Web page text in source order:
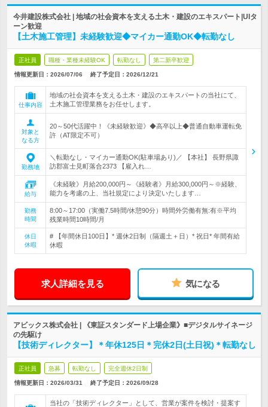
今井建設株式会社 | 地域の社会資本を支える土木・建設のエキスパート|UIタ
ーン歓迎
【土木施工管理】未経験歓迎◆マイカー通勤OK◆転勤なし
正社員 職種・業種未経験OK 転勤なし 第二新卒歓迎
情報更新日：2026/07/06 終了予定日： 2026/12/21
仕事内容
地域の社会資本を支える土木・建設のエキスパートの当社にて、
土木施工管理業務をお任せします。
対象と
なる方
20～50代活躍中！《未経験歓迎》◆高卒以上◆普通自動車運転免
許（AT限定不可）
勤務地
＼転勤なし・マイカー通勤OK(駐車場あり)／ 【本社】 長野県諏
訪郡富士見町落合2373 【雇入れ…
給与
《未経験》月給200,000円～《経験者》月給300,000円～※経験、
能力を考慮の上、当社規定により決定いたします…
勤務
時間
8:00～17:00（実働7.5時間/休憩90分）時間外労働有無:有※平均
残業時間10時間/月
休日
休暇
# 【年間休日100日】* 週休2日制（隔週土＋日）* 祝日* 年間有給
休暇
求人詳細を見る 気になる
アビックス株式会社 | 《東証スタンダード上場企業》■デジタルサイネージ
の先駆け
【技術ディレクター】＊年休125日＊完休2日(土日祝)＊転勤なし
正社員 急募 転勤なし 完全週休2日制
情報更新日：2026/03/31 終了予定日： 2026/09/28
当社の「技術ディレクター」として、営業が案件を検討・提案す